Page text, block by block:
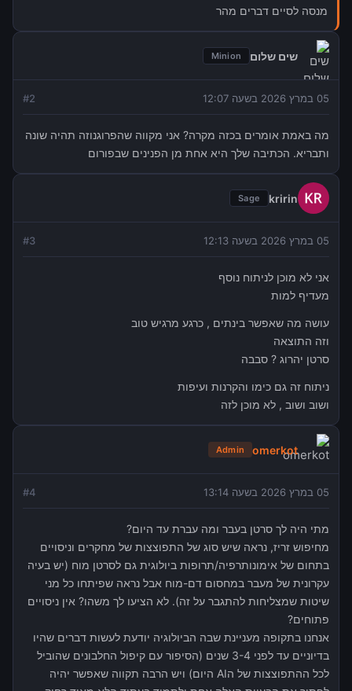
מנסה לסיים דברים מהר
שים שלום Minion
05 במרץ 2026 בשעה 12:07 #2
מה באמת אומרים בכזה מקרה? אני מקווה שהפרוגנוזה תהיה שונה
ותבריא. הכתיבה שלך היא אחת מן הפנינים שבפורום
kririn
Sage
05 במרץ 2026 בשעה 12:13 #3
אני לא מוכן לניתוח נוסף
מעדיף למות
עושה מה שאפשר בינתים , כרגע מרגיש טוב
וזה התוצאה
סרטן יהרוג ? סבבה
ניתוח זה גם כימו והקרנות ועיפות
ושוב ושוב , לא מוכן לזה
omerkot
Admin
05 במרץ 2026 בשעה 13:14 #4
מתי היה לך סרטן בעבר ומה עברת עד היום?
מחיפוש זריז, נראה שיש סוג של התפוצצות של מחקרים וניסויים
בתחום של אימונותרפיה/תרופות ביולוגית גם לסרטן מוח (יש בעיה
עקרונית של מעבר במחסום דם-מוח אבל נראה שפיתחו כל מני
שיטות שמצליחות להתגבר על זה). לא הציעו לך משהו? אין ניסויים
פתוחים?
אנחנו בתקופה מעניינת שבה הביולוגיה יודעת לעשות דברים שהיו
בדיוניים עד לפני 3-4 שנים (הסיפור עם קיפול החלבונים שהוביל
לכל ההתפוצצות של הAI היום) ויש הרבה תקווה שאפשר יהיה